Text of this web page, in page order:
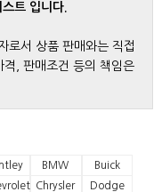
트 입니다.
로서 상품 판매와는 직접
, 판매조건 등의 책임은
BMW
Buick
Chrysler
Dodge